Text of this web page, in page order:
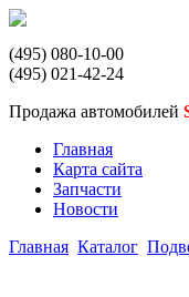
(495) 080-10-00
(495) 021-42-24
Продажа автомобилей
Главная
Карта сайта
Запчасти
Новости
Главная Каталог